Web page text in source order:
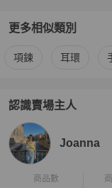
更多相似類別
更多Chanel 女士配件
項鍊 耳環
認識賣場主人
PopChill 拍拍圈嚴選
Joanna
商品數